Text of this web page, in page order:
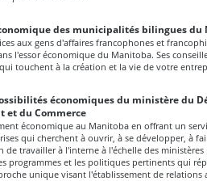
des municipalités bilingues du
aux gens d'affaires francophones et
l'essor économique du Manitoba. Ses
touchent à la création et la vie de votre
économiques du ministère du
et du Commerce
économique au Manitoba en offrant un
qui cherchent à ouvrir, à se développer, à
de travailler à l'interne à l'échelle des
programmes et les politiques pertinents qui
unique visant l'établissement de relations